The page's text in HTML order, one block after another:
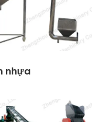
nhựa